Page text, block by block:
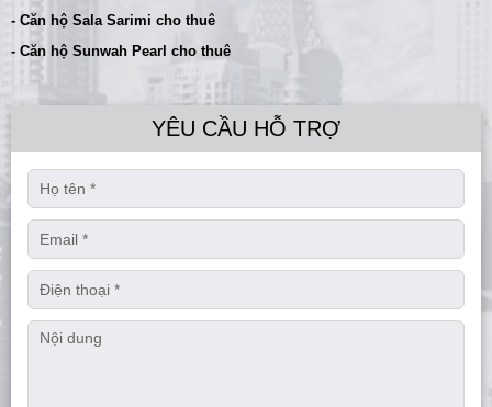
- Căn hộ Sala Sarimi cho thuê
- Căn hộ Sunwah Pearl cho thuê
YÊU CẦU HỖ TRỢ